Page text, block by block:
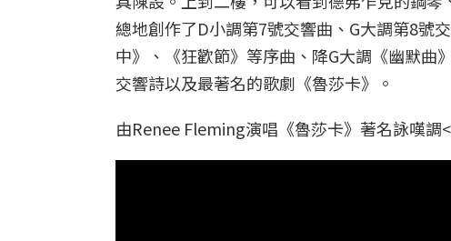
總地創作了D小調第7號交響曲、G大調第8號
中》、《狂歡節》等序曲、降G大調《幽默曲
交響詩以及最著名的歌劇《魯莎卡》。
由Renee Fleming演唱《魯莎卡》著名詠嘆調